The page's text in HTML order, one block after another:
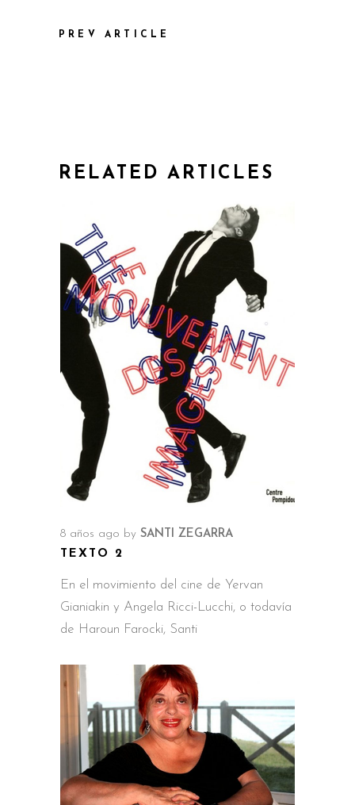
PREV ARTICLE
RELATED ARTICLES
8 años ago by SANTI ZEGARRA
TEXTO 2
En el movimiento del cine de Yervan
Gianiakin y Angela Ricci-Lucchi, o todavía
de Haroun Farocki, Santi